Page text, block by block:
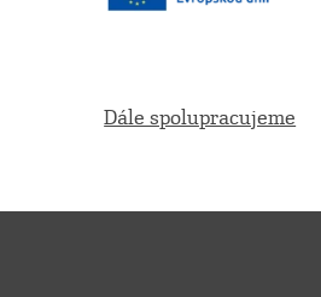
Dále spolupracujeme